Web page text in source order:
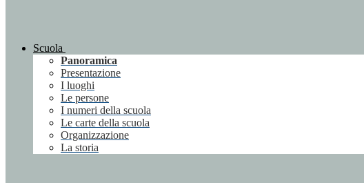
Scuola
Panoramica
Presentazione
I luoghi
Le persone
I numeri della scuola
Le carte della scuola
Organizzazione
La storia